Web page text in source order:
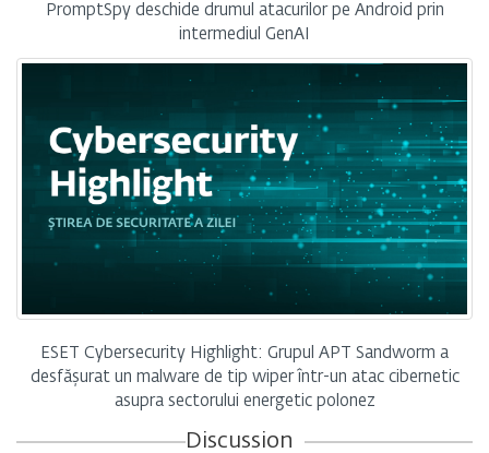
PromptSpy deschide drumul atacurilor pe Android prin
intermediul GenAI
ESET Cybersecurity Highlight: Grupul APT Sandworm a
desfășurat un malware de tip wiper într-un atac cibernetic
asupra sectorului energetic polonez
Discussion